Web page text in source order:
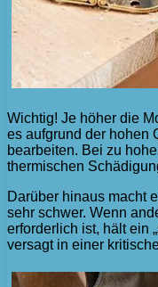
Wichtig! Je höher die
es aufgrund der hohen
bearbeiten. Bei zu
thermischen
Darüber hinaus macht
sehr schwer. Wenn
erforderlich ist, hält ein
versagt in einer